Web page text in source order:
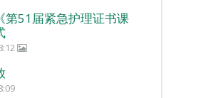
第51届紧急护理证书课